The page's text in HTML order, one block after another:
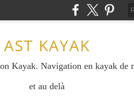
AST KAYAK
Kayak. Navigation en kayak de
et au delà